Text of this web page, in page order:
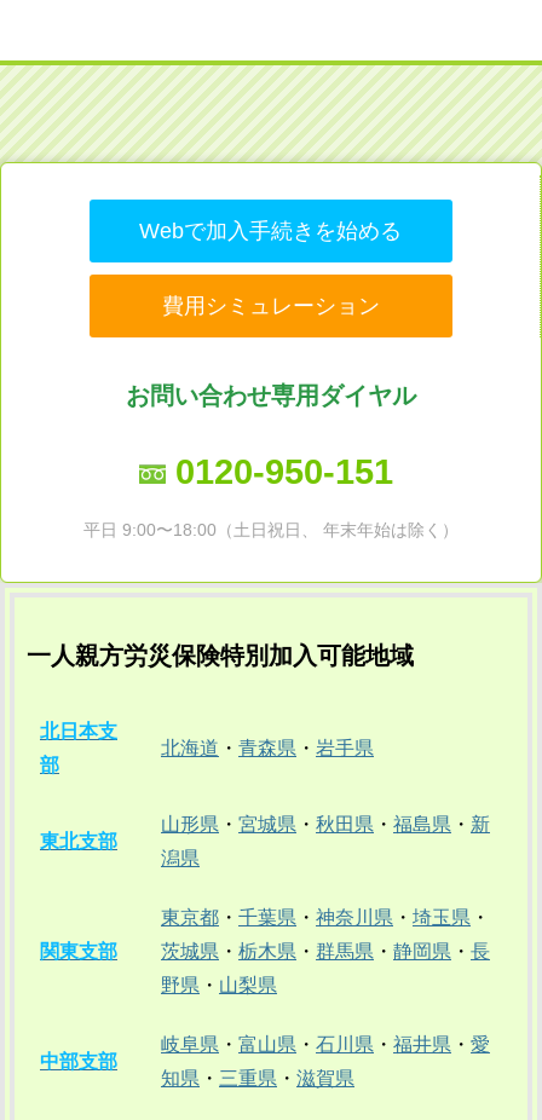
Webで加入手続きを始める
費用シミュレーション
お問い合わせ専用ダイヤル
0120-950-151
平日 9:00〜18:00（土日祝日、 年末年始は除く）
一人親方労災保険特別加入可能地域
北日本支
部
北海道 ・ 青森県 ・ 岩手県
東北支部
山形県 ・ 宮城県 ・ 秋田県 ・ 福島県 ・ 新
潟県
関東支部
東京都 ・ 千葉県 ・ 神奈川県 ・ 埼玉県 ・
茨城県 ・ 栃木県 ・ 群馬県 ・ 静岡県 ・ 長
野県 ・ 山梨県
中部支部
岐阜県 ・ 富山県 ・ 石川県 ・ 福井県 ・ 愛
知県 ・ 三重県 ・ 滋賀県